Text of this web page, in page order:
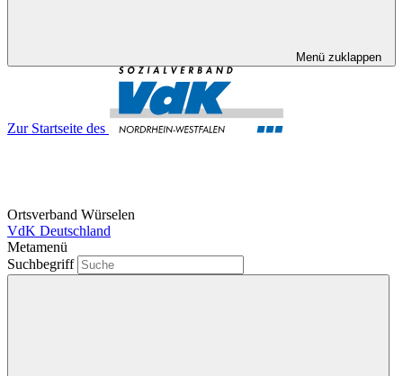
Menü zuklappen
Zur Startseite des
Ortsverband Würselen
VdK Deutschland
Metamenü
Suchbegriff